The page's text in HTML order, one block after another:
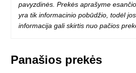
pavyzdinės. Prekės aprašyme
yra tik informacinio pobūdžio, todėl
informacija gali skirtis nuo pačios
Panašios prekės